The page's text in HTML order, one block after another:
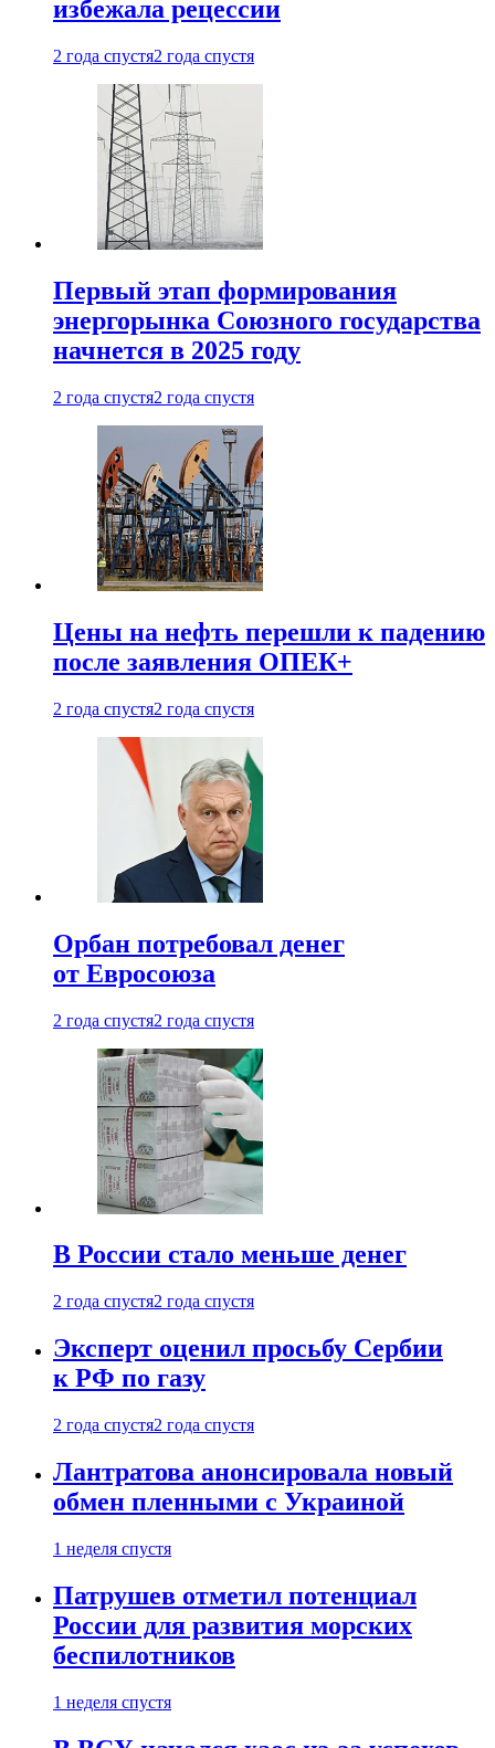
избежала рецессии
2 года спустя2 года спустя
Первый этап формирования
энергорынка Союзного государства
начнется в 2025 году
2 года спустя2 года спустя
Цены на нефть перешли к падению
после заявления ОПЕК+
2 года спустя2 года спустя
Орбан потребовал денег
от Евросоюза
2 года спустя2 года спустя
В России стало меньше денег
2 года спустя2 года спустя
Эксперт оценил просьбу Сербии
к РФ по газу
2 года спустя2 года спустя
Лантратова анонсировала новый
обмен пленными с Украиной
1 неделя спустя
Патрушев отметил потенциал
России для развития морских
беспилотников
1 неделя спустя